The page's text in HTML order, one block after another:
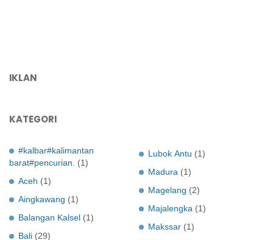
IKLAN
KATEGORI
#kalbar#kalimantan
barat#pencurian.
(1)
Aceh (1)
Aingkawang (1)
Balangan Kalsel (1)
Bali (29)
Lubok Antu (1)
Madura (1)
Magelang (2)
Majalengka (1)
Makssar (1)